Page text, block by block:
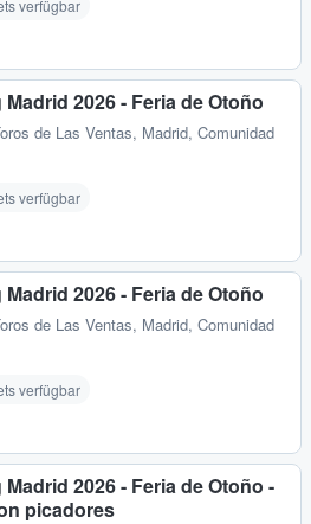
verfügbar
2026 - Feria de Otoño
de Las Ventas, Madrid, Comunidad
verfügbar
2026 - Feria de Otoño
de Las Ventas, Madrid, Comunidad
verfügbar
2026 - Feria de Otoño -
picadores